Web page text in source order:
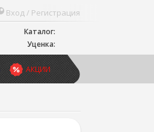
Каталог:
Уценка:
Вход / Регистрация
АКЦИИ